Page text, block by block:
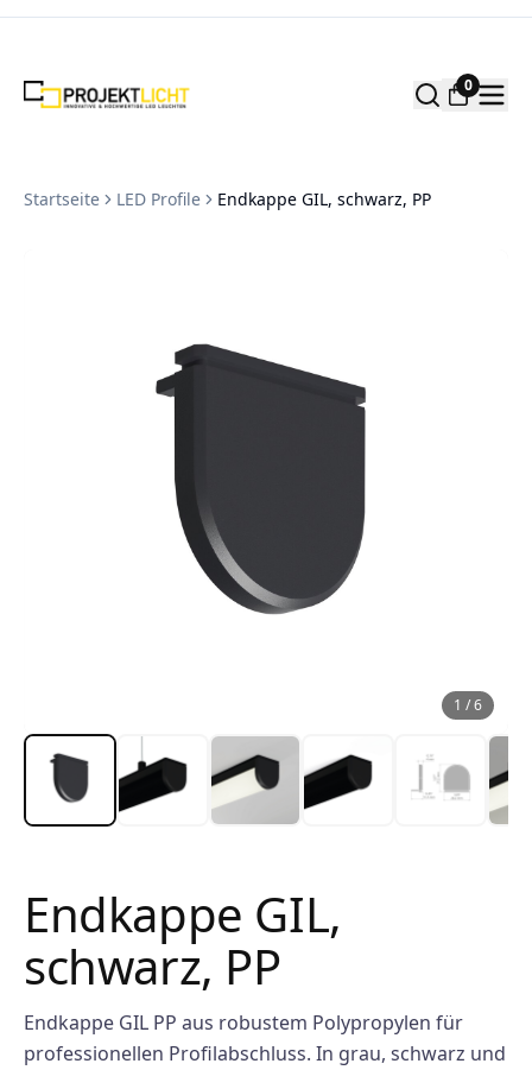
Zum Inhalt springen
0
Startseite LED Profile Endkappe GIL, schwarz, PP
1 /6
Endkappe GIL,
schwarz, PP
Endkappe GIL PP aus robustem Polypropylen für
professionellen Profilabschluss. In grau, schwarz und